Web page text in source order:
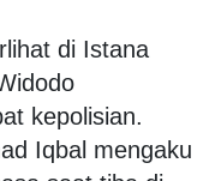
di Istana
kepolisian.
Iqbal mengaku